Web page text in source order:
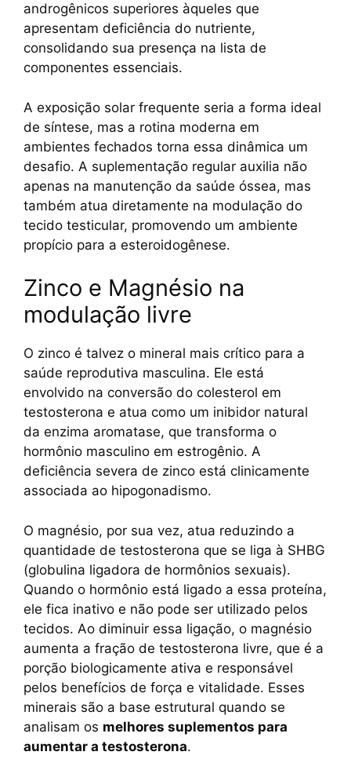
androgênicos superiores àqueles que
apresentam deficiência do nutriente,
consolidando sua presença na lista de
componentes essenciais.
A exposição solar frequente seria a forma ideal
de síntese, mas a rotina moderna em
ambientes fechados torna essa dinâmica um
desafio. A suplementação regular auxilia não
apenas na manutenção da saúde óssea, mas
também atua diretamente na modulação do
tecido testicular, promovendo um ambiente
propício para a esteroidogênese.
Zinco e Magnésio na
modulação livre
O zinco é talvez o mineral mais crítico para a
saúde reprodutiva masculina. Ele está
envolvido na conversão do colesterol em
testosterona e atua como um inibidor natural
da enzima aromatase, que transforma o
hormônio masculino em estrogênio. A
deficiência severa de zinco está clinicamente
associada ao hipogonadismo.
O magnésio, por sua vez, atua reduzindo a
quantidade de testosterona que se liga à SHBG
(globulina ligadora de hormônios sexuais).
Quando o hormônio está ligado a essa proteína,
ele fica inativo e não pode ser utilizado pelos
tecidos. Ao diminuir essa ligação, o magnésio
aumenta a fração de testosterona livre, que é a
porção biologicamente ativa e responsável
pelos benefícios de força e vitalidade. Esses
minerais são a base estrutural quando se
analisam os melhores suplementos para
aumentar a testosterona.